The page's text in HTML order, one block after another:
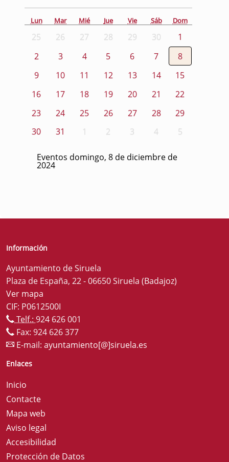
Lun Mar Mié Jue Vie Sáb Dom
25 26 27 28 29 30
1
2
3 4 5 6 7
8
9
10 11 12 13 14
15
16
17 18 19 20 21
22
23
24 25 26 27 28
29
30
31 1 2 3 4 5
Eventos domingo, 8 de diciembre de
2024
Información
Ayuntamiento de Siruela
Plaza de España, 22 - 06650 Siruela (Badajoz)
Ver mapa
CIF: P0612500I
Telf.: 924 626 001
Fax: 924 626 377
E-mail: ayuntamiento[@]siruela.es
Enlaces
Inicio
Contacte
Mapa web
Aviso legal
Accesibilidad
Protección de Datos